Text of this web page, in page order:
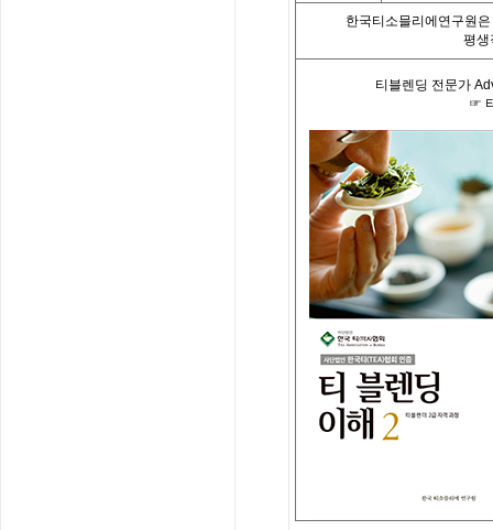
한국티소믈리에연구원
평생
티블렌딩 전문가
☞